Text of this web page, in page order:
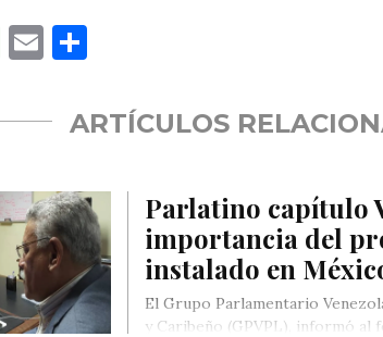
WhatsApp
EmailCompartir
ARTÍCULOS
Parlatino capítulo
importancia del
instalado en
El Grupo Parlamentario
y Caribeño (GPVPL), informó